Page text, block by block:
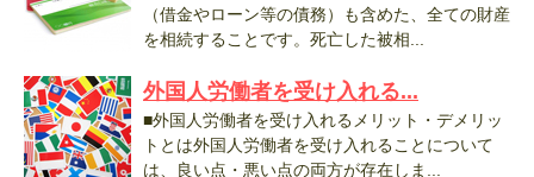
（借金やローン等の債務）も含めた、全ての財産
を相続することです。死亡した被相...
外国人労働者を受け入れる...
■外国人労働者を受け入れるメリット・デメリッ
トとは外国人労働者を受け入れることについて
は、良い点・悪い点の両方が存在しま...